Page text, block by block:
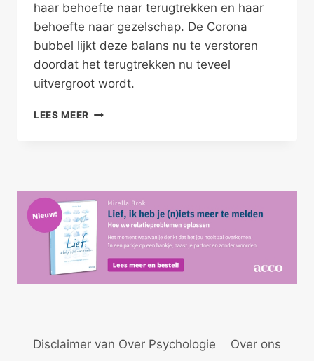
haar behoefte naar terugtrekken en haar
behoefte naar gezelschap. De Corona
bubbel lijkt deze balans nu te verstoren
doordat het terugtrekken nu teveel
uitvergroot wordt.
LEES MEER GEBREK
Disclaimer van Over Psychologie Over ons